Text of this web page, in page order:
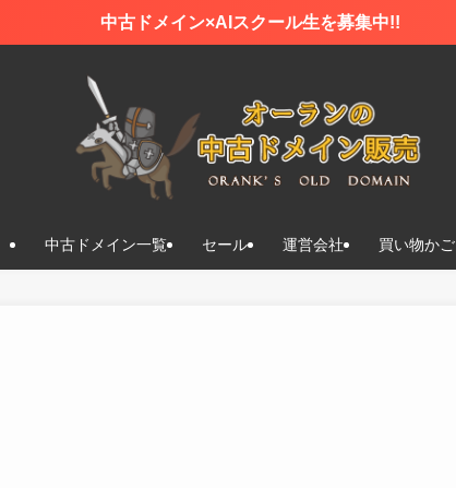
中古ドメイン×AIスクール生を募集中!!
中古ドメイン一覧 セール 運営会社 買い物かご